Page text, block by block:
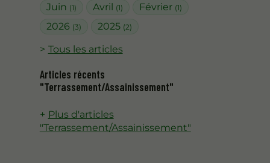
Juin (1) Avril (1) Février (1)
2026 (3) 2025 (2)
Tous les articles
Articles récents
"Terrassement/Assainissement"
Plus d'articles
"Terrassement/Assainissement"